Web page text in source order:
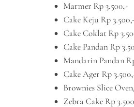
Marmer Rp 3.500,-
Cake Keju Rp
Cake Coklat Rp
Cake Pandan Rp
Mandarin Pandan
Cake Ager Rp
Brownies Slice
Zebra Cake Rp